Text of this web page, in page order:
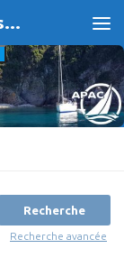
APAC Association des Plaisanciers d'Agde et du Cap
Recherche avancée